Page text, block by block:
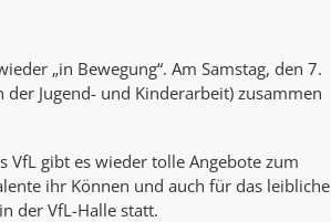
„in Bewegung“. Am Samstag, den 7.
Jugend- und Kinderarbeit) zusammen
VfL gibt es wieder tolle Angebote zum
ihr Können und auch für das leibliche
der VfL-Halle statt.